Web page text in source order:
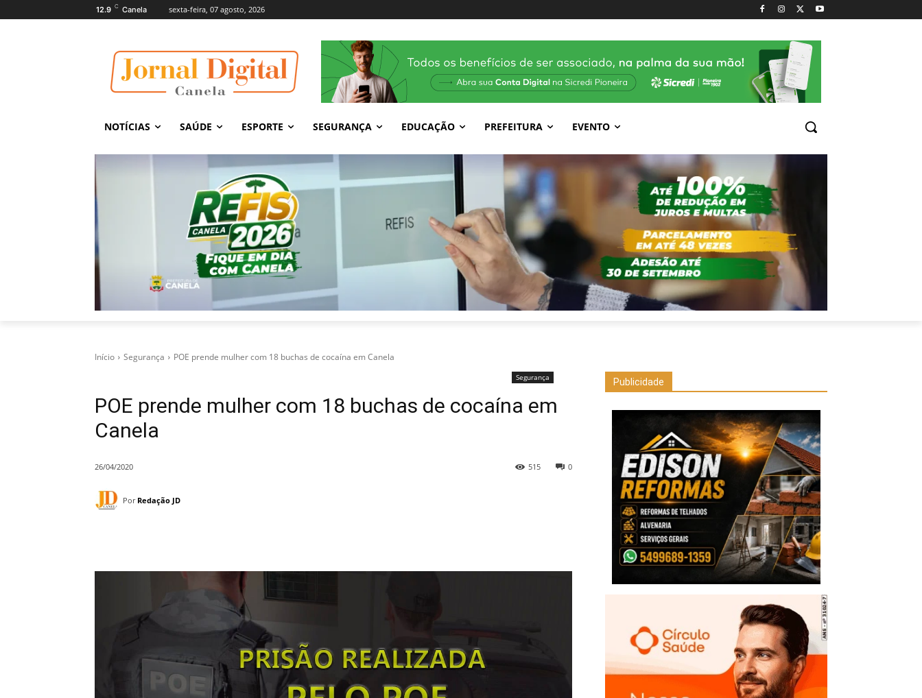
12.9 C Canela sexta-feira, 07 agosto, 2026
NOTÍCIAS SAÚDE ESPORTE SEGURANÇA EDUCAÇÃO PREFEITURA EVENTO
Início Segurança POE prende mulher com 18 buchas de cocaína em Canela
Segurança
POE prende mulher com 18 buchas de cocaína em
Canela
26/04/2020 0
515
Por Redação JD
Publicidade